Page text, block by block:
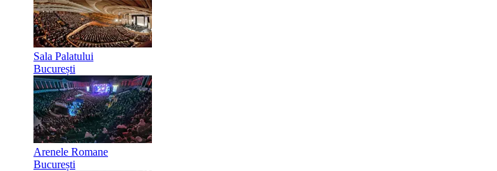
Sala Palatului
București
Arenele Romane
București